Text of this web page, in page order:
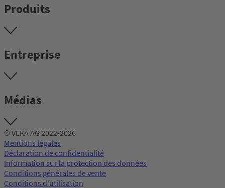
Produits
Entreprise
Médias
© VEKA AG 2022-2026
Mentions légales
Déclaration de confidentialité
Information sur la protection des données
Conditions générales de vente
Conditions d'utilisation